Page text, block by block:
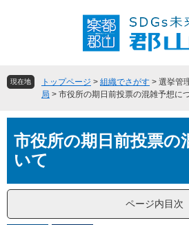
頭
飛現在地 トップページ > 組織でさがす > 選挙管
局 > 市役所の期日前投票の混雑予想に
文市役所の期日前投票の
いて
ページ内目次